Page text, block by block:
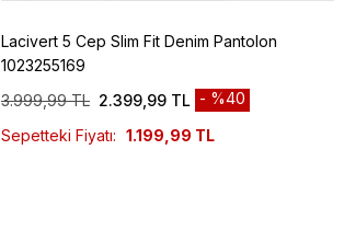
Lacivert 5 Cep Slim Fit Denim Pantolon
1023255169
3.999,99 TL 2.399,99 TL
%40
Sepetteki Fiyatı: 1.199,99 TL